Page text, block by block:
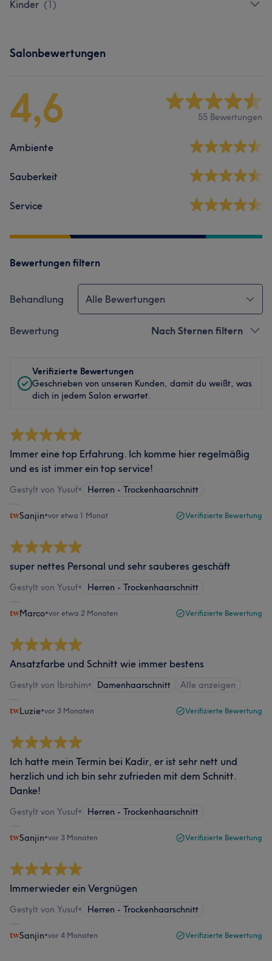
Kinder (1)
Salonbewertungen
4,6 55 Bewertungen
Ambiente
Sauberkeit
Service
Bewertungen filtern
Behandlung Alle Bewertungen
Bewertung Nach Sternen filtern
Verifizierte Bewertungen
Geschrieben von unseren Kunden, damit du weißt, was
dich in jedem Salon erwartet.
Immer eine top Erfahrung. Ich komme hier regelmäßig
und es ist immer ein top service!
Gestylt von Yusuf• Herren - Trockenhaarschnitt
Sanjin•vor etwa 1 Monat Verifizierte Bewertung
super nettes Personal und sehr sauberes geschäft
Gestylt von Yusuf• Herren - Trockenhaarschnitt
Marco•vor etwa 2 Monaten Verifizierte Bewertung
Ansatzfarbe und Schnitt wie immer bestens
Gestylt von İbrahim• Damenhaarschnitt Alle anzeigen
Luzie•vor 3 Monaten Verifizierte Bewertung
Ich hatte mein Termin bei Kadir, er ist sehr nett und
herzlich und ich bin sehr zufrieden mit dem Schnitt.
Danke!
Gestylt von Yusuf• Herren - Trockenhaarschnitt
Sanjin•vor 3 Monaten Verifizierte Bewertung
Immerwieder ein Vergnügen
Gestylt von Yusuf• Herren - Trockenhaarschnitt
Sanjin•vor 4 Monaten Verifizierte Bewertung